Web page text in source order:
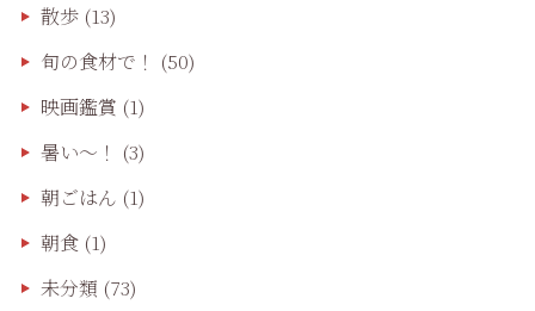
散歩(13)
旬の食材で！ (50)
映画鑑賞 (1)
暑い～！ (3)
朝ごはん (1)
朝食(1)
未分類 (73)